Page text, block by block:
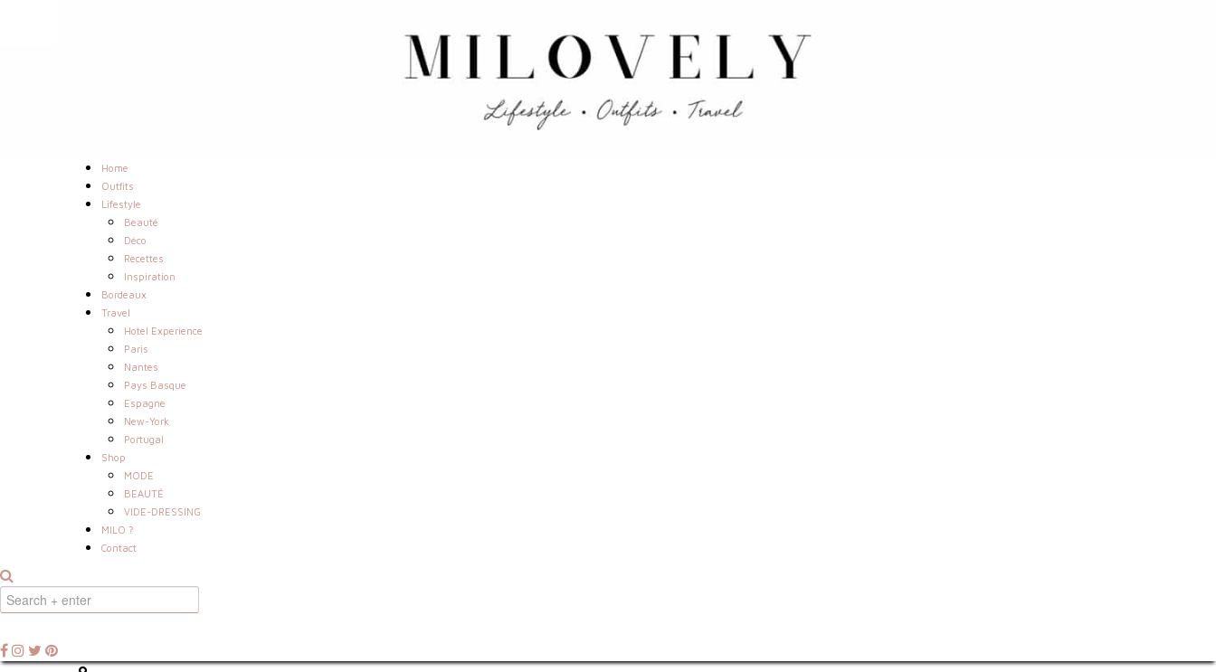
Home
Outfits
Lifestyle
Beauté
Déco
Recettes
Inspiration
Bordeaux
Travel
Hotel Experience
Paris
Nantes
Pays Basque
Espagne
New-York
Portugal
Shop
MODE
BEAUTÉ
VIDE-DRESSING
MILO ?
Contact